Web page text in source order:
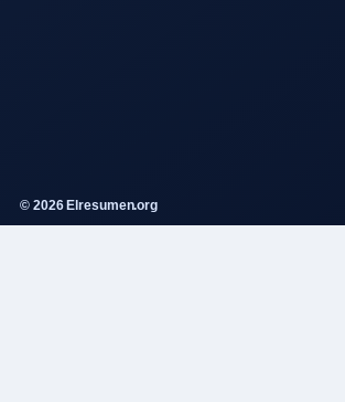
© 2026 Elresumen.org